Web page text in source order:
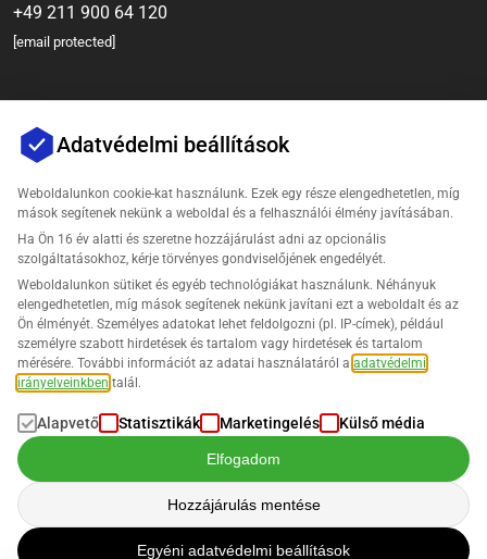
+49 211 900 64 120
[email protected]
Vállalat
Támogatás
Megoldások az Amazon számára
Az adatok feldolgozása a Adatvédelmi Szabályzatunk
Adatvédelmi beállítások
Weboldalunkon cookie-kat használunk. Ezek egy része elengedhetetlen, míg
mások segítenek nekünk a weboldal és a felhasználói élmény javításában.
Ha Ön 16 év alatti és szeretne hozzájárulást adni az opcionális
szolgáltatásokhoz, kérje törvényes gondviselőjének engedélyét.
Weboldalunkon sütiket és egyéb technológiákat használunk. Néhányuk
elengedhetetlen, míg mások segítenek nekünk javítani ezt a weboldalt és az
Ön élményét. Személyes adatokat lehet feldolgozni (pl. IP-címek), például
személyre szabott hirdetések és tartalom vagy hirdetések és tartalom
mérésére. További információt az adatai használatáról a adatvédelmi
irányelveinkben talál.
Alapvető Statisztikák Marketingelés Külső média
Elfogadom
Hozzájárulás mentése
Egyéni adatvédelmi beállítások